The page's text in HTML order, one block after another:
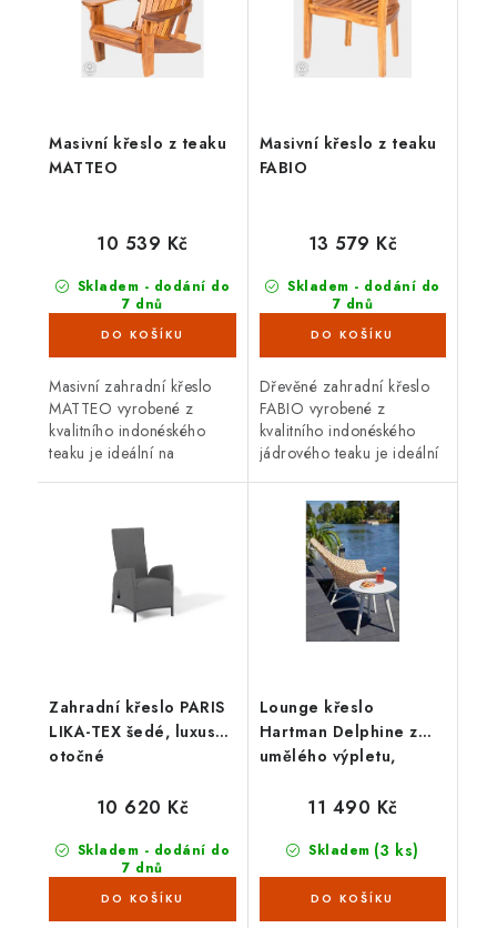
Masivní křeslo z teaku
MATTEO
Skladem - dodání do
7 dnů
(5 ks)
10 539 Kč
Masivní zahradní křeslo
MATTEO vyrobené z
kvalitního indonéského
teaku je ideální na
Masivní křeslo z teaku
FABIO
Skladem - dodání do
7 dnů
(3 ks)
13 579 Kč
Dřevěné zahradní křeslo
FABIO vyrobené z
kvalitního indonéského
jádrového teaku je ideální
Zahradní křeslo PARIS
LIKA-TEX šedé, luxusní,
otočné
Skladem - dodání do
7 dnů
(9 ks)
10 620 Kč
Lounge křeslo
Hartman Delphine z
umělého výpletu,
Skladem (3 ks)
11 490 Kč